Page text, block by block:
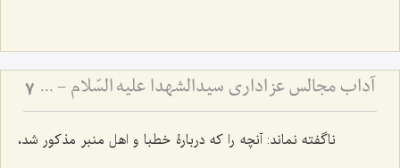
آداب مجالس عزاداری سیدالشهدا علیه السّلام - و دستورات بزرگان راجع به ماه‌های محرم و صفر 7
ناگفته نماند: آنچه را که دربارۀ خطبا و اهل منبر مذکور شد،